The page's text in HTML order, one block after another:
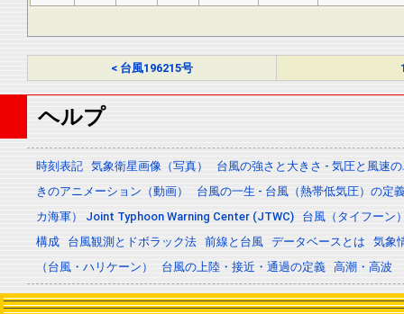
< 台風196215号
ヘルプ
時刻表記 気象衛星画像（写真）
台風の強さと大きさ - 気圧と風速
きのアニメーション（動画）
台風の一生 - 台風（熱帯低気圧）の定
カ海軍） Joint Typhoon Warning Center (JTWC)
台風（タイフーン
構成
台風観測とドボラック法 前線と台風 データベースとは
気象
（台風・ハリケーン）
台風の上陸・接近・通過の定義 高潮・高波